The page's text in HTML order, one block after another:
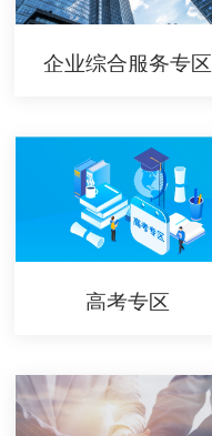
企业综合服务专区
高考专区